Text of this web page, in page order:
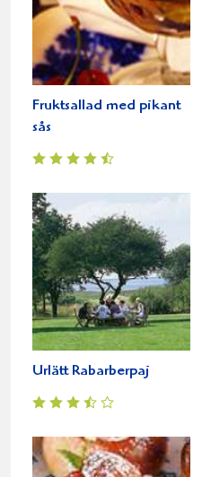
Fruktsallad med pikant
sås
Urlätt Rabarberpaj